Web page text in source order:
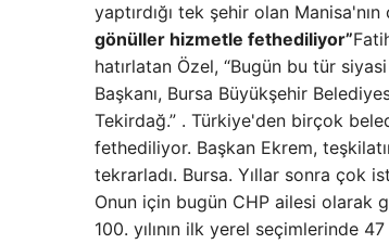
yaptırdığı tek şehir olan
gönüller hizmetle fethediliyor”
hatırlatan Özel, “Bugün bu tür
Başkanı, Bursa Büyükşehir
Tekirdağ.” . Türkiye'den birçok
fethediliyor. Başkan Ekrem,
tekrarladı. Bursa. Yıllar sonra çok
Onun için bugün CHP ailesi olarak
100. yılının ilk yerel seçimlerinde